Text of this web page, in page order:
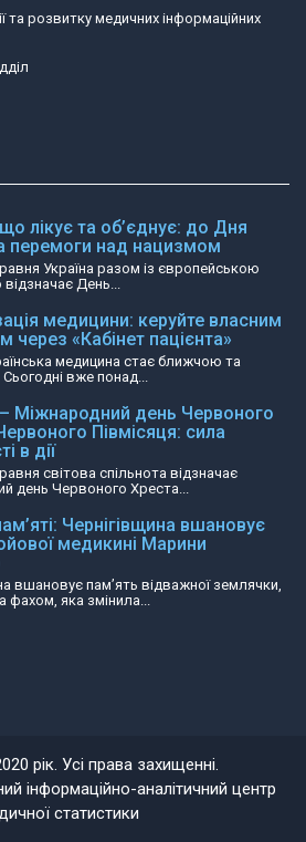
та розвитку медичних інформаційних
лікує та об’єднує: до Дня
перемоги над нацизмом
Україна разом із європейською
День...
медицини: керуйте власним
через «Кабінет пацієнта»
медицина стає ближчою та
вже понад...
Міжнародний день Червоного
Півмісяця: сила
в дії
світова спільнота відзначає
день Червоного Хреста...
Чернігівщина вшановує
медикині Марини
вшановує пам’ять відважної землячки,
фахом, яка змінила...
рік. Усі права захищенні.
інформаційно-аналітичний центр
статистики